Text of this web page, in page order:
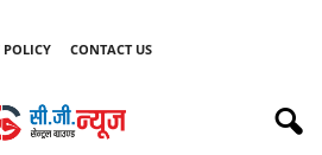
POLICY CONTACT US